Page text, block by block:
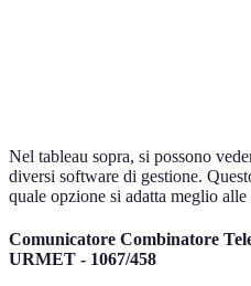
Nel tableau sopra, si possono
diversi software di gestione.
quale opzione si adatta meglio alle
Comunicatore Combinatore
URMET - 1067/458